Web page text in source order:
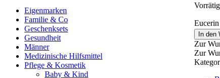
Vorrätig
In den
Zur
Zur
Eigenmarken
Familie & Co
Geschenksets
Gesundheit
Männer
Medizinische Hilfsmittel
Pflege & Kosmetik
Baby & Kind